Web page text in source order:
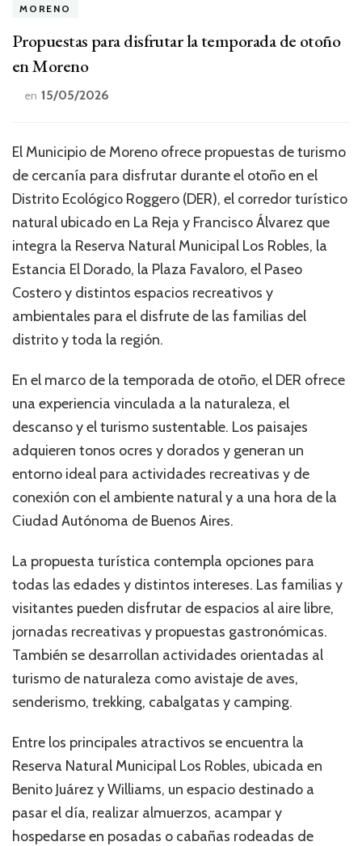
MORENO
Propuestas para disfrutar la temporada de otoño
en Moreno
en 15/05/2026
El Municipio de Moreno ofrece propuestas de turismo
de cercanía para disfrutar durante el otoño en el
Distrito Ecológico Roggero (DER), el corredor turístico
natural ubicado en La Reja y Francisco Álvarez que
integra la Reserva Natural Municipal Los Robles, la
Estancia El Dorado, la Plaza Favaloro, el Paseo
Costero y distintos espacios recreativos y
ambientales para el disfrute de las familias del
distrito y toda la región.
En el marco de la temporada de otoño, el DER ofrece
una experiencia vinculada a la naturaleza, el
descanso y el turismo sustentable. Los paisajes
adquieren tonos ocres y dorados y generan un
entorno ideal para actividades recreativas y de
conexión con el ambiente natural y a una hora de la
Ciudad Autónoma de Buenos Aires.
La propuesta turística contempla opciones para
todas las edades y distintos intereses. Las familias y
visitantes pueden disfrutar de espacios al aire libre,
jornadas recreativas y propuestas gastronómicas.
También se desarrollan actividades orientadas al
turismo de naturaleza como avistaje de aves,
senderismo, trekking, cabalgatas y camping.
Entre los principales atractivos se encuentra la
Reserva Natural Municipal Los Robles, ubicada en
Benito Juárez y Williams, un espacio destinado a
pasar el día, realizar almuerzos, acampar y
hospedarse en posadas o cabañas rodeadas de